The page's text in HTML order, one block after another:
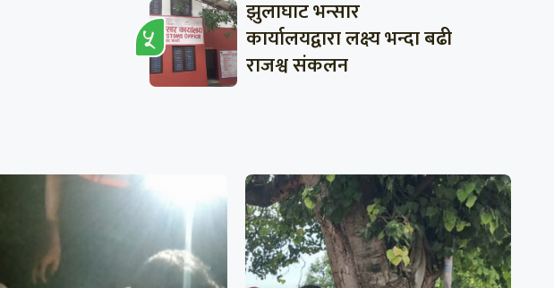
झुलाघाट भन्सार
कार्यालयद्वारा लक्ष्य भन्दा बढी
राजश्व संकलन